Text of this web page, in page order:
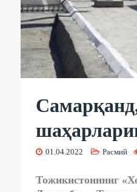
01.04.2022 Расмий
Тожикистоннниг